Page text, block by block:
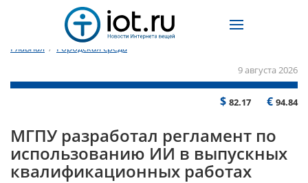
Главная / Городская среда
9 августа 2026
$ 82.17 € 94.84
МГПУ разработал регламент по
использованию ИИ в выпускных
квалификационных работах